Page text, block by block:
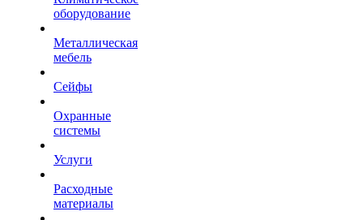
оборудование
Металлическая
мебель
Сейфы
Охранные
системы
Услуги
Расходные
материалы